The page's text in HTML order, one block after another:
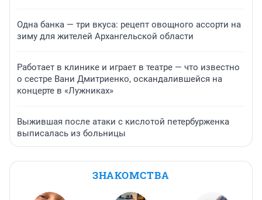
Одна банка — три вкуса: рецепт овощного ассорти на
зиму для жителей Архангельской области
Работает в клинике и играет в театре — что известно
о сестре Вани Дмитриенко, оскандалившейся на
концерте в «Лужниках»
Выжившая после атаки с кислотой петербурженка
выписалась из больницы
ЗНАКОМСТВА